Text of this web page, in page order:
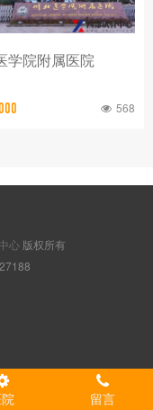
学院附属医院
568
心 版权所有
留言